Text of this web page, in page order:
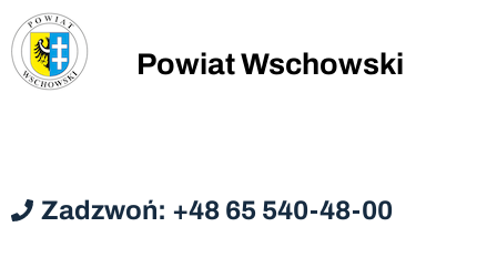
Powiat Wschowski
Zadzwoń: +48 65 540-48-00